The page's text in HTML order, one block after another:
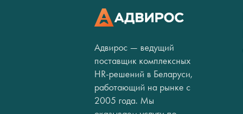
Адвирос — ведущий
поставщик комплексных
HR-решений в Беларуси,
работающий на рынке с
2005 года. Мы